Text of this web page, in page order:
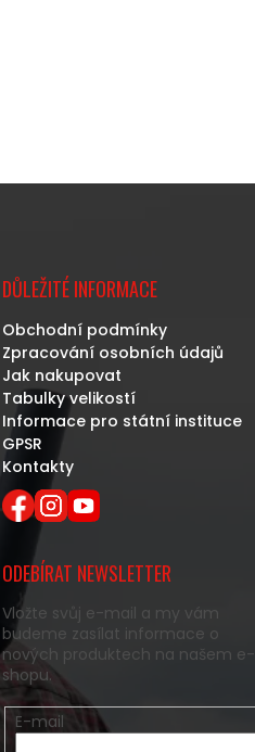
DŮLEŽITÉ INFORMACE
Obchodní podmínky
Zpracování osobních údajů
Jak nakupovat
Tabulky velikostí
Informace pro státní instituce
GPSR
Kontakty
ODEBÍRAT NEWSLETTER
Vložte svůj e-mail a my vám
budeme zasílat informace o
nových produktech na našem e-
shopu.
E-mail